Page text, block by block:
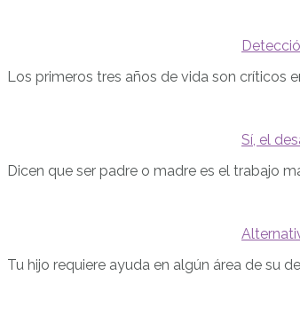
Los primeros tres años de vida son críticos
Sí, el
Dicen que ser padre o madre es el trabajo
Tu hijo requiere ayuda en algún área de su